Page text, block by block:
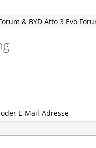
& BYD Atto 3 Evo
E-Mail-Adresse